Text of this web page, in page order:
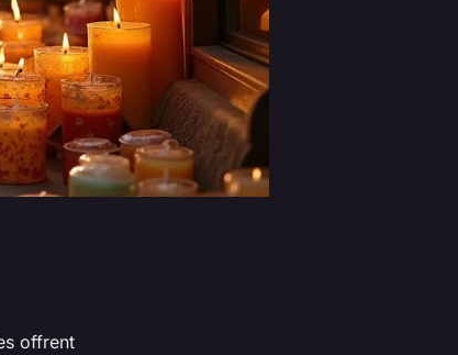
offrent